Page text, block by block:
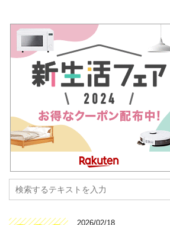
2026/02/18